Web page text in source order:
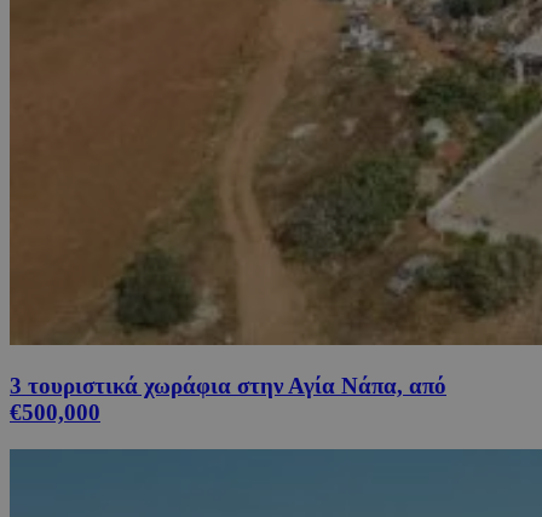
3 τουριστικά χωράφια στην Αγία Νάπα, από
€500,000